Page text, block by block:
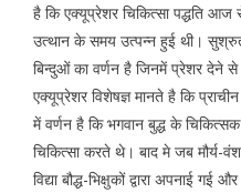
है कि एक्यूप्रेशर चिकित्सा पद्धति
उत्थान के समय उत्पन्न हुई थी।
बिन्दुओं का वर्णन है जिनमें प्रेशर देने से
एक्यूप्रेशर विशेषज्ञ मानते है कि
में वर्णन है कि भगवान बुद्ध के चिकित्सक
चिकित्सा करते थे। बाद मे जब मौर्य-
विद्या बौद्ध-भिक्षुकों द्वारा अपनाई